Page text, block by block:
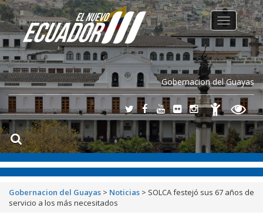
Gobernacion del Guayas
Toggle
navigation
Gobernacion del Guayas > Noticias > SOLCA festejó sus 67 años de
servicio a los más necesitados